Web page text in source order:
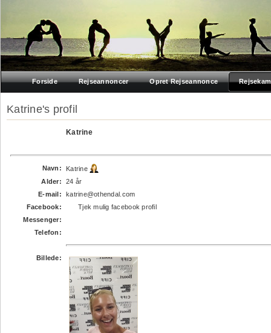
Forside Rejseannoncer Opret Rejseannonce
Katrine's profil
Katrine
Navn:
Katrine
Alder:
24 år
E-mail:
katrine@othendal.com
Facebook:
Tjek mulig facebook profil
Messenger:
Telefon:
Billede: